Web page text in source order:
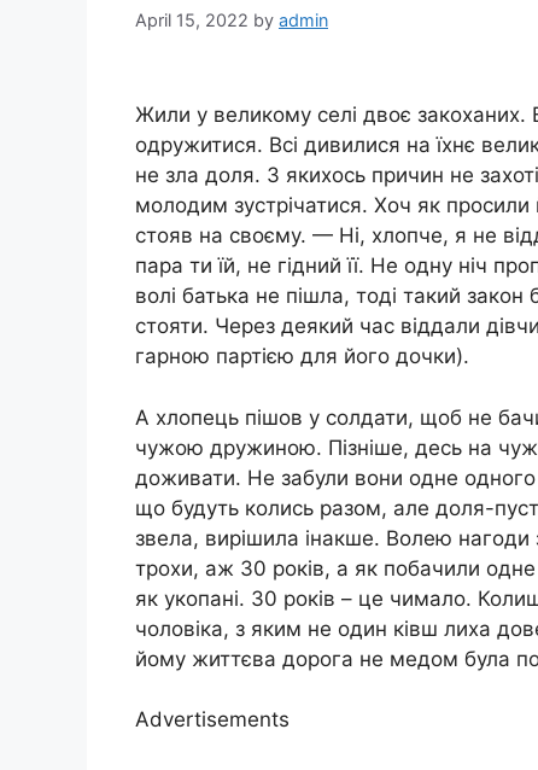
April 15, 2022 by admin
Жили у великому селі двоє
одружитися. Всі дивилися на їхнє
не зла доля. З якихось причин не
молодим зустрічатися. Хоч як просили
стояв на своєму. — Ні, хлопче, я не
пара ти їй, не гідний її. Не одну ніч
волі батька не пішла, тоді такий закон
стояти. Через деякий час віддали
гарною партією для його дочки).
А хлопець пішов у солдати, щоб не
чужою дружиною. Пізніше, десь на
доживати. Не забули вони одне одного
що будуть колись разом, але доля-
звела, вирішила інакше. Волею нагоди
трохи, аж 30 років, а як побачили
як укопані. 30 років – це чимало.
чоловіка, з яким не один ківш лиха
йому життєва дорога не медом була
Advertisements